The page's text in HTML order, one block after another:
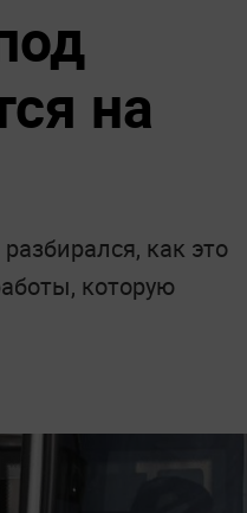
на
как это
которую